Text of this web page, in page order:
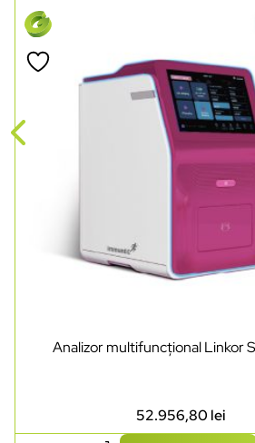
Analizor multifuncțional Linkor
52.956,80 lei